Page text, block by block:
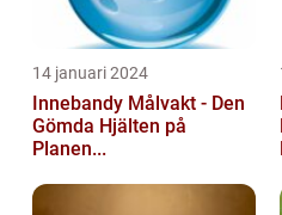
14 januari 2024
Innebandy Målvakt - Den
Gömda Hjälten på
Planen...